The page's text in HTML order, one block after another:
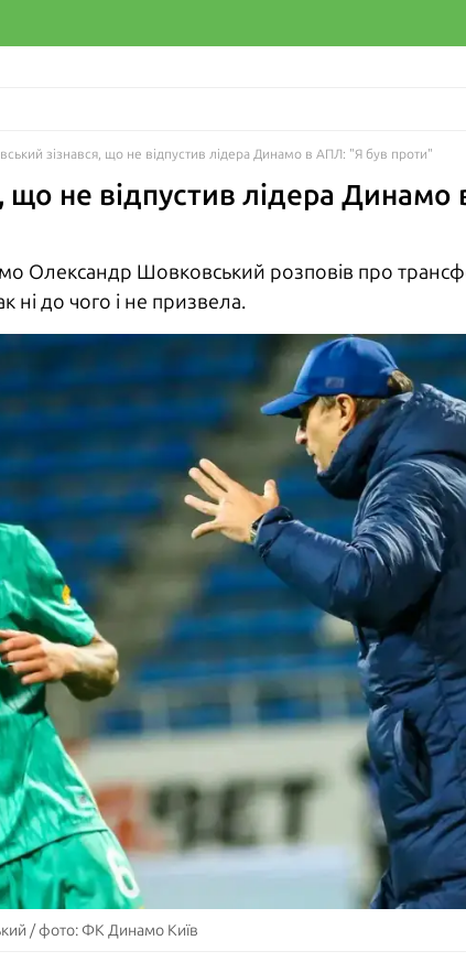
зізнався, що не відпустив лідера Динамо в АПЛ: "Я був проти"
що не відпустив лідера
Олександр Шовковський розповів про
ні до чого і не призвела.
/ фото: ФК Динамо Київ